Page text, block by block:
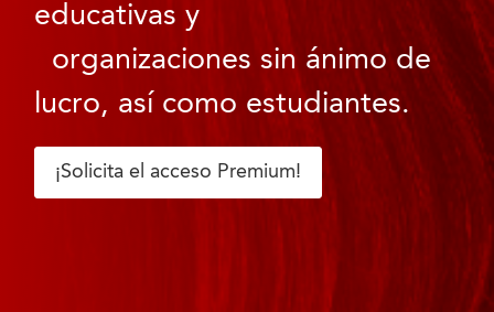
educativas y
organizaciones sin ánimo de
lucro, así como estudiantes.
¡Solicita el acceso Premium!